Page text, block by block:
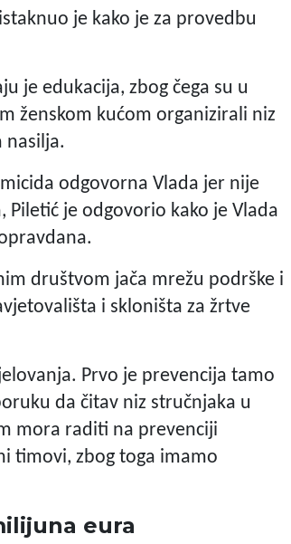
je kako je za provedbu
je edukacija, zbog čega su u
ženskom kućom organizirali niz
nasilja.
odgovorna Vlada jer nije
je odgovorio kako je Vlada
društvom jača mrežu podrške i
i skloništa za žrtve
Prvo je prevencija tamo
da čitav niz stručnjaka u
mora raditi na prevenciji
timovi, zbog toga imamo
eura